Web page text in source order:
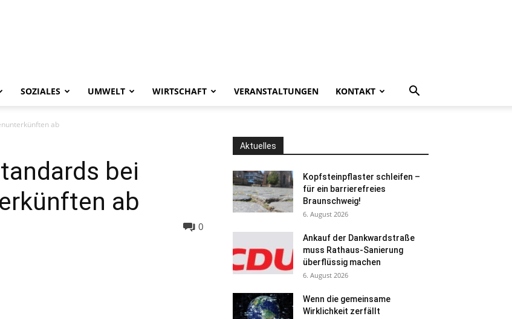
SOZIALES UMWELT WIRTSCHAFT VERANSTALTUNGEN KONTAKT
ab
bei
ab
0
Aktuelles
Kopfsteinpflaster schleifen –
für ein barrierefreies
Braunschweig!
6. August 2026
Ankauf der Dankwardstraße
muss Rathaus-Sanierung
überflüssig machen
6. August 2026
Wenn die gemeinsame
Wirklichkeit zerfällt